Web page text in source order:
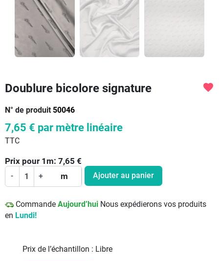
Doublure bicolore signature
N° de produit 50046
favorite
7,65 € par mètre linéaire
TTC
Prix pour 1 m: 7,65 €
- + m Ajouter au panier
Commande Aujourd’hui Nous expédierons vos produits
en Lundi!
Prix de l’échantillon : Libre